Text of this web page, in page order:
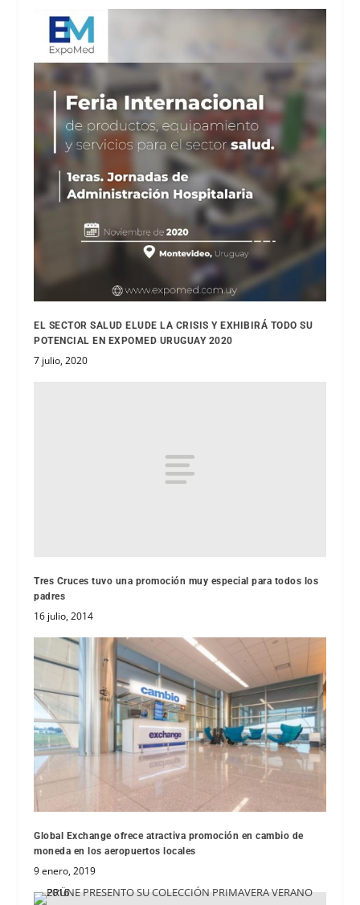
EL SECTOR SALUD ELUDE LA CRISIS Y EXHIBIRÁ TODO SU
POTENCIAL EN EXPOMED URUGUAY 2020
7 julio, 2020
Tres Cruces tuvo una promoción muy especial para todos los
padres
16 julio, 2014
Global Exchange ofrece atractiva promoción en cambio de
moneda en los aeropuertos locales
9 enero, 2019